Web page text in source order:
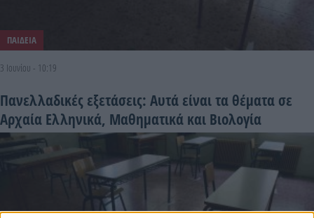
ΠΑΙΔΕΙΑ
3 Ιουνίου - 10:19
Πανελλαδικές εξετάσεις: Αυτά είναι τα θέματα σε
Αρχαία Ελληνικά, Μαθηματικά και Βιολογία